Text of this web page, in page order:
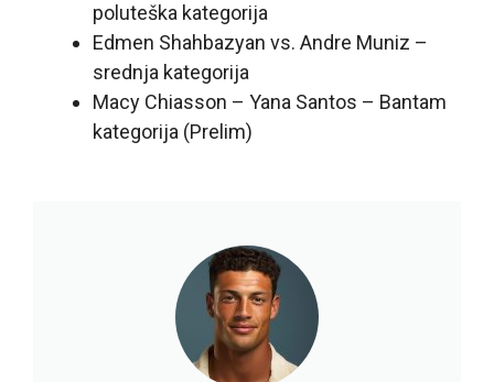
poluteška kategorija
Edmen Shahbazyan vs. Andre Muniz –
srednja kategorija
Macy Chiasson – Yana Santos – Bantam
kategorija (Prelim)